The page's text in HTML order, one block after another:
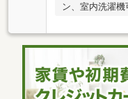
ン、室内洗濯機